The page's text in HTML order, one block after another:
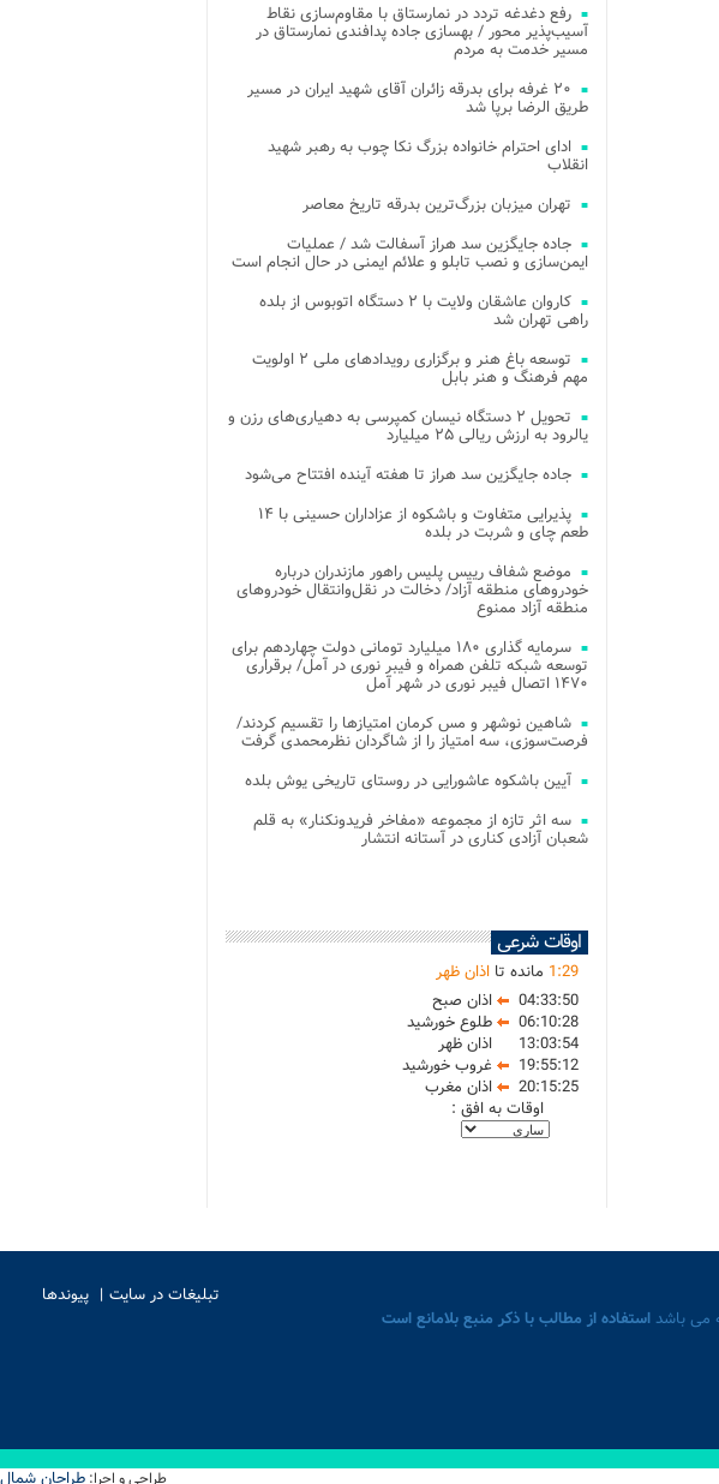
رفع دغدغه تردد در نمارستاق با مقاوم‌سازی نقاط
آسیب‌پذیر محور / بهسازی جاده پدافندی نمارستاق در
مسیر خدمت به مردم
۲۰ غرفه برای بدرقه زائران آقای شهید ایران در مسیر
طریق الرضا برپا شد
ادای احترام خانواده بزرگ نکا چوب به رهبر شهید
انقلاب
تهران میزبان بزرگ‌ترین بدرقه تاریخ معاصر
جاده جایگزین سد هراز آسفالت شد / عملیات
ایمن‌سازی و نصب تابلو و علائم ایمنی در حال انجام است
کاروان عاشقان ولایت با ۲ دستگاه اتوبوس از بلده
راهی تهران شد
توسعه باغ هنر و برگزاری رویدادهای ملی ۲ اولویت
مهم فرهنگ و هنر بابل
تحویل ۲ دستگاه نیسان کمپرسی به دهیاری‌های رزن و
یالرود به ارزش ریالی ۲۵ میلیارد
جاده جایگزین سد هراز تا هفته آینده افتتاح می‌شود
پذیرایی متفاوت و باشکوه از عزاداران حسینی با ۱۴
طعم چای و شربت در بلده
موضع شفاف رییس پلیس راهور مازندران درباره
خودروهای منطقه آزاد/ دخالت در نقل‌وانتقال خودروهای
منطقه آزاد ممنوع
سرمایه گذاری ۱۸۰ میلیارد تومانی دولت چهاردهم برای
توسعه شبکه تلفن همراه و فیبر نوری در آمل/ برقراری
۱۴۷۰ اتصال فیبر نوری در شهر آمل
شاهین نوشهر و مس کرمان امتیازها را تقسیم کردند/
فرصت‌سوزی، سه امتیاز را از شاگردان نظرمحمدی گرفت
آیین باشکوه عاشورایی در روستای تاریخی یوش بلده
سه اثر تازه از مجموعه «مفاخر فریدونکنار» به قلم
شعبان آزادی کناری در آستانه انتشار
اوقات شرعی
1:29 مانده تااذان ظهر
04:33:50
اذان صبح
06:10:28
طلوع خورشید
13:03:54
اذان ظهر
19:55:12
غروب خورشید
20:15:25
اذان مغرب
اوقات به افق :
تبلیغات در سایت
پیوندها
می باشداستفاده از مطالب با ذکر منبع بلامانع است
طراحی و اجرا: طراحان شمال